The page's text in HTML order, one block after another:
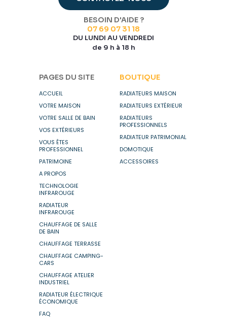
BESOIN D'AIDE ?
07 69 07 31 18
DU LUNDI AU VENDREDI
de 9 h à 18 h
PAGES DU SITE
ACCUEIL
VOTRE MAISON
VOTRE SALLE DE BAIN
VOS EXTÉRIEURS
VOUS ÊTES
PROFESSIONNEL
PATRIMOINE
A PROPOS
TECHNOLOGIE
INFRAROUGE
RADIATEUR
INFRAROUGE
CHAUFFAGE DE SALLE
DE BAIN
CHAUFFAGE TERRASSE
CHAUFFAGE CAMPING-
CARS
CHAUFFAGE ATELIER
INDUSTRIEL
RADIATEUR ÉLECTRIQUE
ÉCONOMIQUE
FAQ
BOUTIQUE
RADIATEURS MAISON
RADIATEURS EXTÉRIEUR
RADIATEURS
PROFESSIONNELS
RADIATEUR PATRIMONIAL
DOMOTIQUE
ACCESSOIRES